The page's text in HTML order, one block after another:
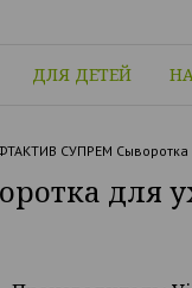
ДЛЯ ДЕТЕЙ
СУПРЕМ Сыворотка
для